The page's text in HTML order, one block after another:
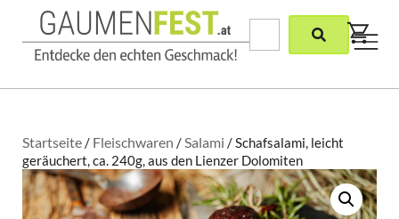
Startseite/ Fleischwaren /Salami / Schafsalami, leicht
geräuchert, ca. 240g, aus den Lienzer Dolomiten